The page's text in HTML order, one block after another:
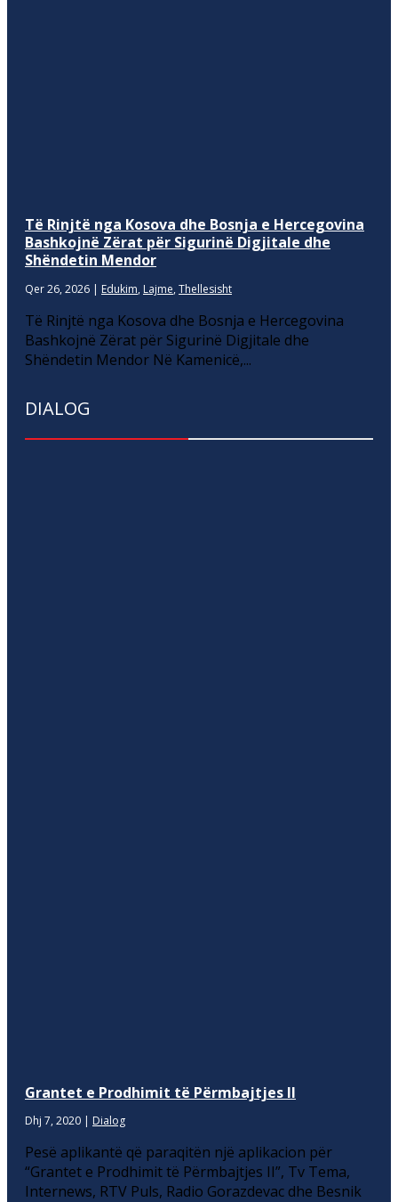
Të Rinjtë nga Kosova dhe Bosnja e Hercegovina
Bashkojnë Zërat për Sigurinë Digjitale dhe
Shëndetin Mendor
Qer 26, 2026 | Edukim, Lajme, Thellesisht
Të Rinjtë nga Kosova dhe Bosnja e Hercegovina
Bashkojnë Zërat për Sigurinë Digjitale dhe
Shëndetin Mendor Në Kamenicë,...
DIALOG
Grantet e Prodhimit të Përmbajtjes II
Dhj 7, 2020 | Dialog
Pesë aplikantë që paraqitën një aplikacion për
“Grantet e Prodhimit të Përmbajtjes II”, Tv Tema,
Internews, RTV Puls, Radio Gorazdevac dhe Besnik